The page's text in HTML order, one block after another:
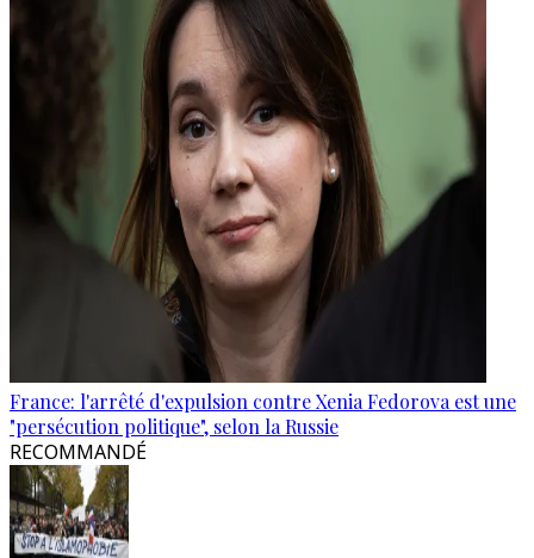
France: l'arrêté d'expulsion contre Xenia Fedorova est une
"persécution politique", selon la Russie
RECOMMANDÉ